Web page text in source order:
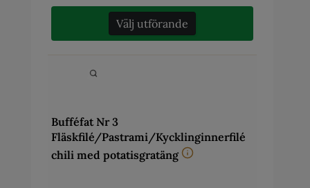
Välj utförande
Bufféfat Nr 3
Fläskfilé/Pastrami/Kycklinginnerfilé
chili med potatisgratäng